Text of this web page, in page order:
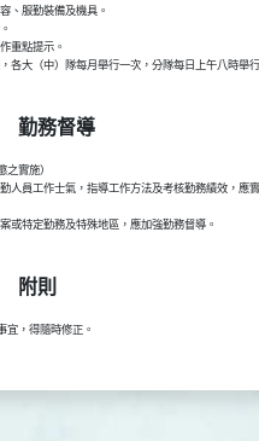
容、服勤裝備及機具。
作重點提示。
，各大（中）隊每月舉行一次，分隊每日上午八時舉行
勤務督導
之實施）
勤人員工作士氣，指導工作方法及考核勤務績效，應
案或特定勤務及特殊地區，應加強勤務督導。
附則
宜，得隨時修正。